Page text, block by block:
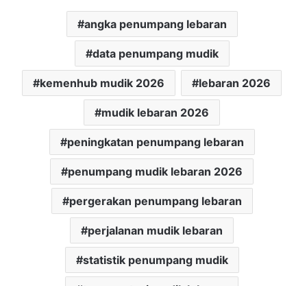
angka penumpang lebaran
data penumpang mudik
kemenhub mudik 2026 lebaran 2026
mudik lebaran 2026
peningkatan penumpang lebaran
penumpang mudik lebaran 2026
pergerakan penumpang lebaran
perjalanan mudik lebaran
statistik penumpang mudik